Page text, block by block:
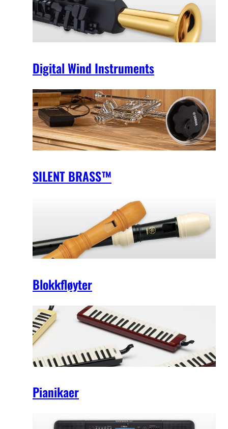
Digital Wind Instruments
SILENT BRASS™
Blokkfløyter
Pianikaer